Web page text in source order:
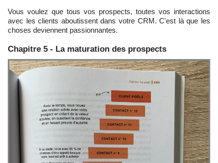
Vous voulez que tous vos prospects, toutes vos interactions
avec les clients aboutissent dans votre CRM. C'est là que les
choses deviennent passionnantes.
Chapitre 5 - La maturation des prospects